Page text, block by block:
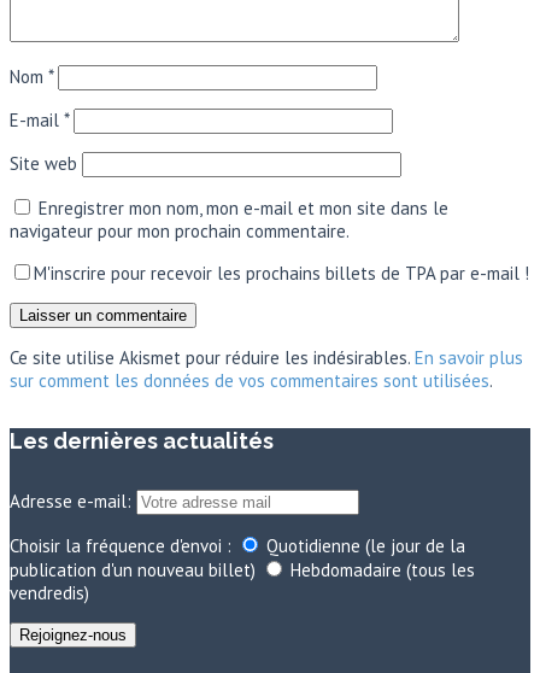
Nom *
E-mail *
Site web
Enregistrer mon nom, mon e-mail et mon site dans le
navigateur pour mon prochain commentaire.
M'inscrire pour recevoir les prochains billets de TPA par e-mail !
Ce site utilise Akismet pour réduire les indésirables. En savoir plus
sur comment les données de vos commentaires sont utilisées.
Les dernières actualités
Adresse e-mail:
Choisir la fréquence d'envoi :
Quotidienne (le jour de la
publication d'un nouveau billet)
Hebdomadaire (tous les
vendredis)